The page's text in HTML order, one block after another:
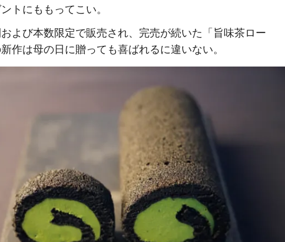
トにももってこい。
よび本数限定で販売され、完売が続いた「旨味茶ロー
作は母の日に贈っても喜ばれるに違いない。